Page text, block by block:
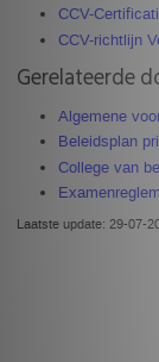
CCV-
CCV-richtlijn
Gerelateerde
Algemene
Beleidsplan
College van
Laatste update: 29-07-